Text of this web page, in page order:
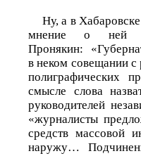
Ну, а в
мнение о ней
Пронякин:
в неком совещании
полиграфических
смысле слова
руководителей
«журналисты
средств массовой
наружу…